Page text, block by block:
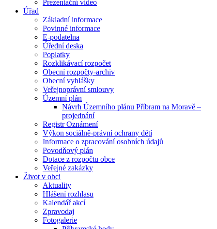
Prezentační video
Úřad
Základní informace
Povinné informace
E-podatelna
Úřední deska
Poplatky
Rozklikávací rozpočet
Obecní rozpočty-archiv
Obecní vyhlášky
Veřejnoprávní smlouvy
Územní plán
Návrh Územního plánu Příbram na Moravě –
projednání
Registr Oznámení
Výkon sociálně-právní ochrany dětí
Informace o zpracování osobních údajů
Povodňový plán
Dotace z rozpočtu obce
Veřejné zakázky
Život v obci
Aktuality
Hlášení rozhlasu
Kalendář akcí
Zpravodaj
Fotogalerie